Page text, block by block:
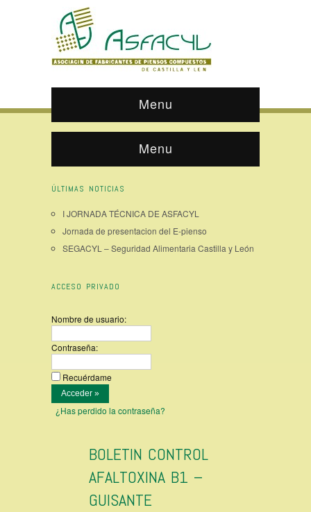
Menu
Menu
ÚLTIMAS NOTICIAS
I JORNADA TÉCNICA DE ASFACYL
Jornada de presentacion del E-pienso
SEGACYL – Seguridad Alimentaria Castilla y León
ACCESO PRIVADO
Nombre de usuario:
Contraseña:
Recuérdame
¿Has perdido la contraseña?
BOLETIN CONTROL
AFALTOXINA B1 –
GUISANTE